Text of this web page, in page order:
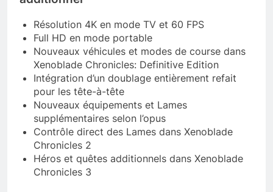
Résolution 4K en mode TV et 60 FPS
Full HD en mode portable
Nouveaux véhicules et modes de course dans
Xenoblade Chronicles: Definitive Edition
Intégration d’un doublage entièrement refait
pour les tête-à-tête
Nouveaux équipements et Lames
supplémentaires selon l’opus
Contrôle direct des Lames dans Xenoblade
Chronicles 2
Héros et quêtes additionnels dans Xenoblade
Chronicles 3